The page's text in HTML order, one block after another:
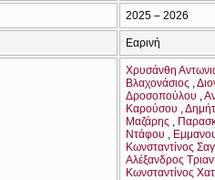
2025 – 2026
Εαρινή
Χρυσάνθη
Βλαχονάσιος
Δροσοπούλου
Καρούσου
Μαζάρης
Ντάφου
Κωνσταντίνος
Αλέξανδρος
Κωνσταντίνος